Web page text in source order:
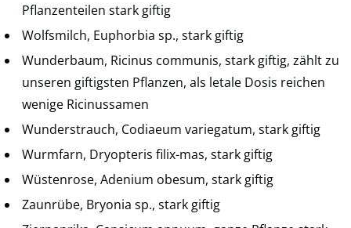
Pflanzenteilen stark giftig
Wolfsmilch, Euphorbia sp., stark giftig
Wunderbaum, Ricinus communis, stark giftig, zählt zu
unseren giftigsten Pflanzen, als letale Dosis reichen
wenige Ricinussamen
Wunderstrauch, Codiaeum variegatum, stark giftig
Wurmfarn, Dryopteris filix-mas, stark giftig
Wüstenrose, Adenium obesum, stark giftig
Zaunrübe, Bryonia sp., stark giftig